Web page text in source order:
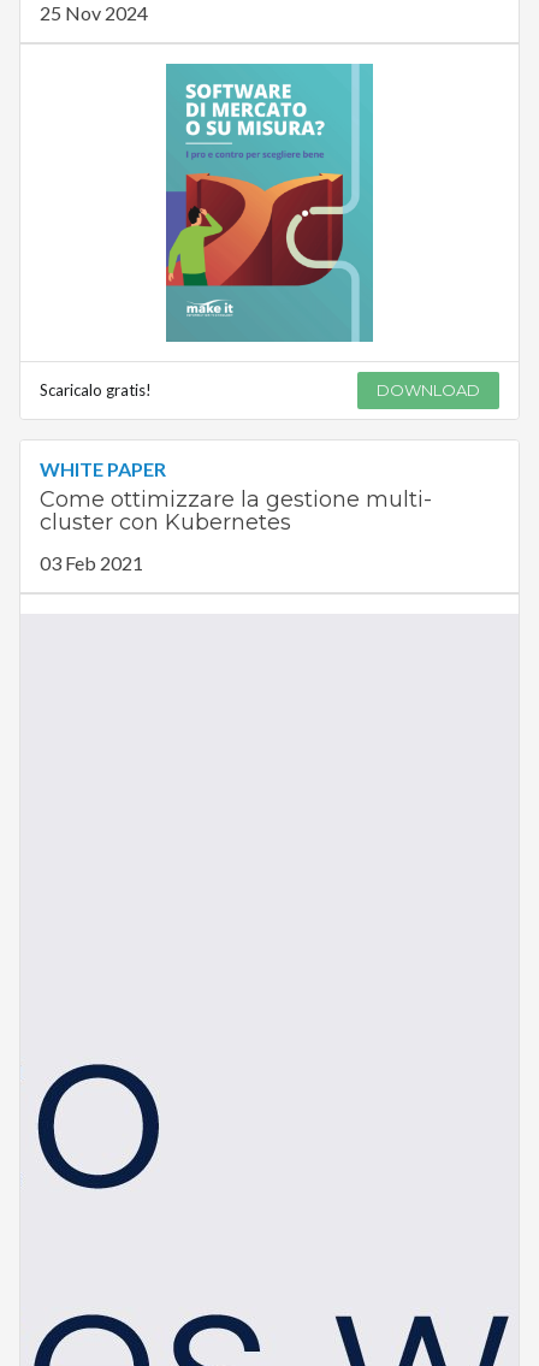
25 Nov 2024
Scaricalo gratis! DOWNLOAD
WHITE PAPER
Come ottimizzare la gestione multi-
cluster con Kubernetes
03 Feb 2021